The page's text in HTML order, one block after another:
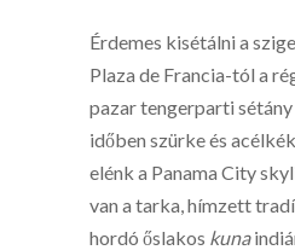
Érdemes kisétálni a
Plaza de Francia-tól a
pazar tengerparti sétány
időben szürke és
elénk a Panama City
van a tarka, hímzett
hordó őslakos kuna